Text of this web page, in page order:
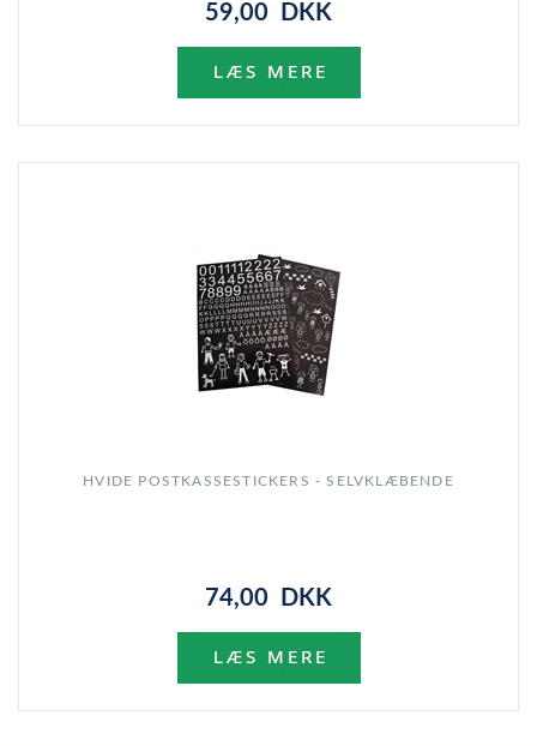
59,00 DKK
HVIDE POSTKASSESTICKERS - SELVKLÆBENDE
74,00 DKK